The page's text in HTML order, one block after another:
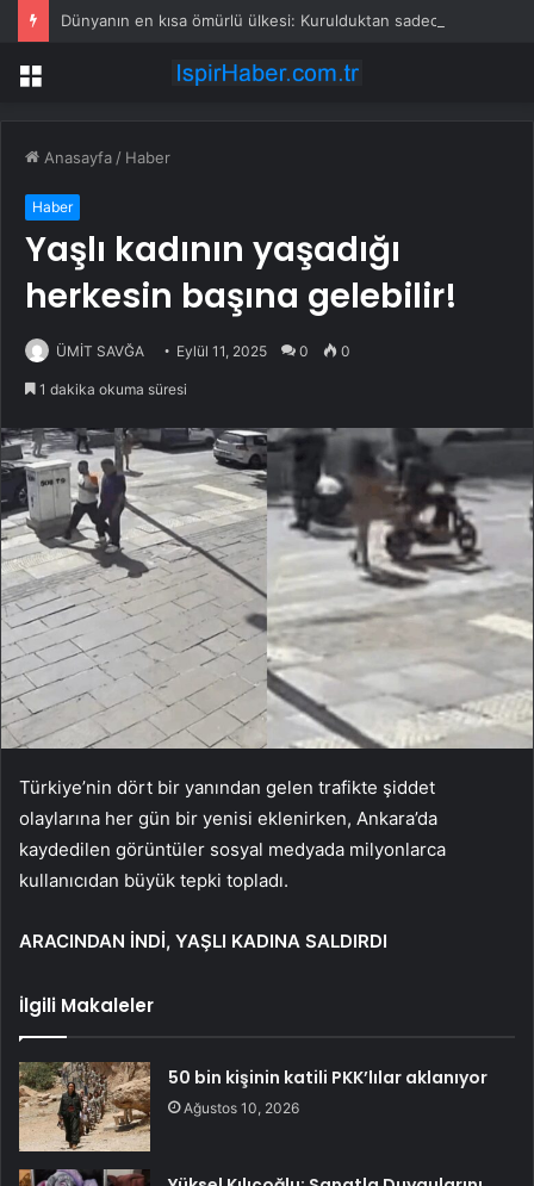
Menü
Anasayfa / Haber
Haber
Yaşlı kadının yaşadığı
herkesin başına gelebilir!
ÜMİT SAVĞA Eylül 11, 2025 0 0
1 dakika okuma süresi
Türkiye’nin dört bir yanından gelen trafikte şiddet
olaylarına her gün bir yenisi eklenirken, Ankara’da
kaydedilen görüntüler sosyal medyada milyonlarca
kullanıcıdan büyük tepki topladı.
ARACINDAN İNDİ, YAŞLI KADINA SALDIRDI
İlgili Makaleler
50 bin kişinin katili PKK’lılar aklanıyor
Ağustos 10, 2026